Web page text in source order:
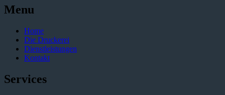
Menu
Home
Die Druckerei
Dienstleistungen
Kontakt
Services